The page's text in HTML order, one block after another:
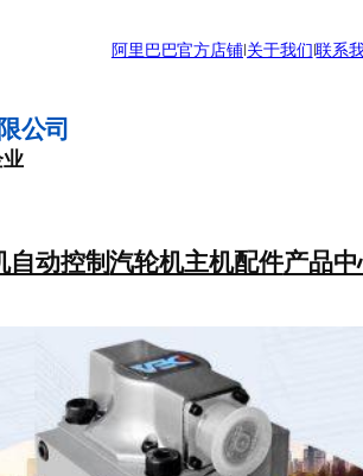
阿里巴巴官方店铺|关于我们|联系
公司
自动控制汽轮机主机配件产品